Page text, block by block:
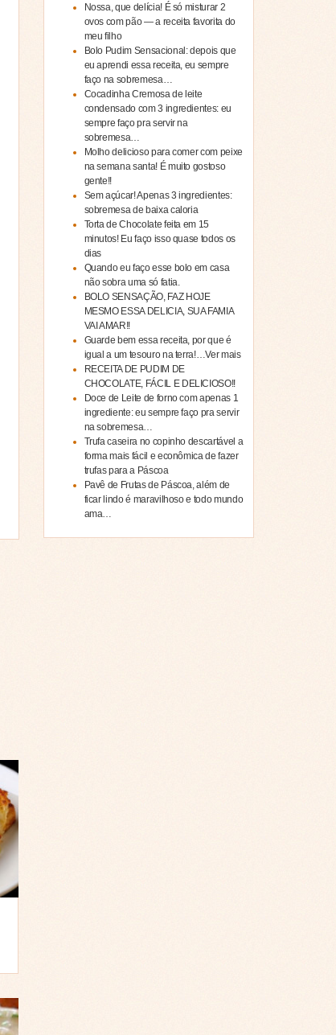
Nossa, que delícia! É só misturar 2
ovos com pão — a receita favorita do
meu filho
Bolo Pudim Sensacional: depois que
eu aprendi essa receita, eu sempre
faço na sobremesa…
Cocadinha Cremosa de leite
condensado com 3 ingredientes: eu
sempre faço pra servir na
sobremesa…
Molho delicioso para comer com peixe
na semana santa! É muito gostoso
gente!!
Sem açúcar! Apenas 3 ingredientes:
sobremesa de baixa caloria
Torta de Chocolate feita em 15
minutos! Eu faço isso quase todos os
dias
Quando eu faço esse bolo em casa
não sobra uma só fatia.
BOLO SENSAÇÃO, FAZ HOJE
MESMO ESSA DELICIA, SUA FAMIA
VAI AMAR!!
Guarde bem essa receita, por que é
igual a um tesouro na terra!…Ver mais
RECEITA DE PUDIM DE
CHOCOLATE, FÁCIL E DELICIOSO!!
Doce de Leite de forno com apenas 1
ingrediente: eu sempre faço pra servir
na sobremesa…
Trufa caseira no copinho descartável a
forma mais fácil e econômica de fazer
trufas para a Páscoa
Pavê de Frutas de Páscoa, além de
ficar lindo é maravilhoso e todo mundo
ama…